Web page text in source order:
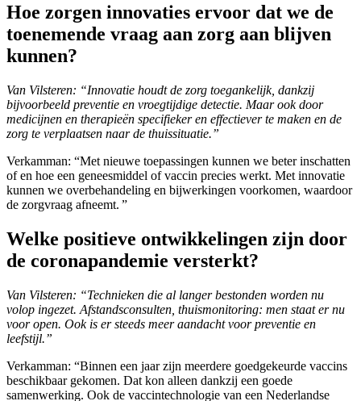
Hoe zorgen innovaties ervoor dat we de
toenemende vraag aan zorg aan blijven
kunnen?
Van Vilsteren: “Innovatie houdt de zorg toegankelijk, dankzij
bijvoorbeeld preventie en vroegtijdige detectie. Maar ook door
medicijnen en therapieën specifieker en effectiever te maken en de
zorg te verplaatsen naar de thuissituatie.”
Verkamman: “Met nieuwe toepassingen kunnen we beter inschatten
of en hoe een geneesmiddel of vaccin precies werkt. Met innovatie
kunnen we overbehandeling en bijwerkingen voorkomen, waardoor
de zorgvraag afneemt. ”
Welke positieve ontwikkelingen zijn door
de coronapandemie versterkt?
Van Vilsteren: “Technieken die al langer bestonden worden nu
volop ingezet. Afstandsconsulten, thuismonitoring: men staat er nu
voor open. Ook is er steeds meer aandacht voor preventie en
leefstijl.”
Verkamman: “Binnen een jaar zijn meerdere goedgekeurde vaccins
beschikbaar gekomen. Dat kon alleen dankzij een goede
samenwerking. Ook de vaccintechnologie van een Nederlandse